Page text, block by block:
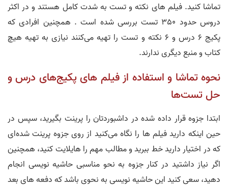
تماشا کنید. فیلم های نکته و تست به شدت کامل هستند و در اکثر
دروس حدود 350 تست بررسی شده است . همچنین افرادی که
پکیج 6 درس و 6 نکته و تست را تهیه می‌کنند نیازی به تهیه هیچ
کتاب و منبع دیگری ندارند.
نحوه تماشا و استفاده از فیلم های پکیج‌های درس و
حل تست‌ها
ابتدا جزوه قرار داده شده در داشبوردتان را پرینت بگیرید، سپس در
حین اینکه دارید فیلم ها را نگاه می‌کنید از روی جزوه پرینت شده‌ای
که در اختیار دارید خط ببرید و مطالب مهم را هایلایت کنید،‌ همچنین
اگر نیاز داشتید در کنار جزوه به نحو مناسبی حاشیه نویسی انجام
دهید، سعی کنید این حاشیه نویسی به نحوی باشد که دفعه های بعد